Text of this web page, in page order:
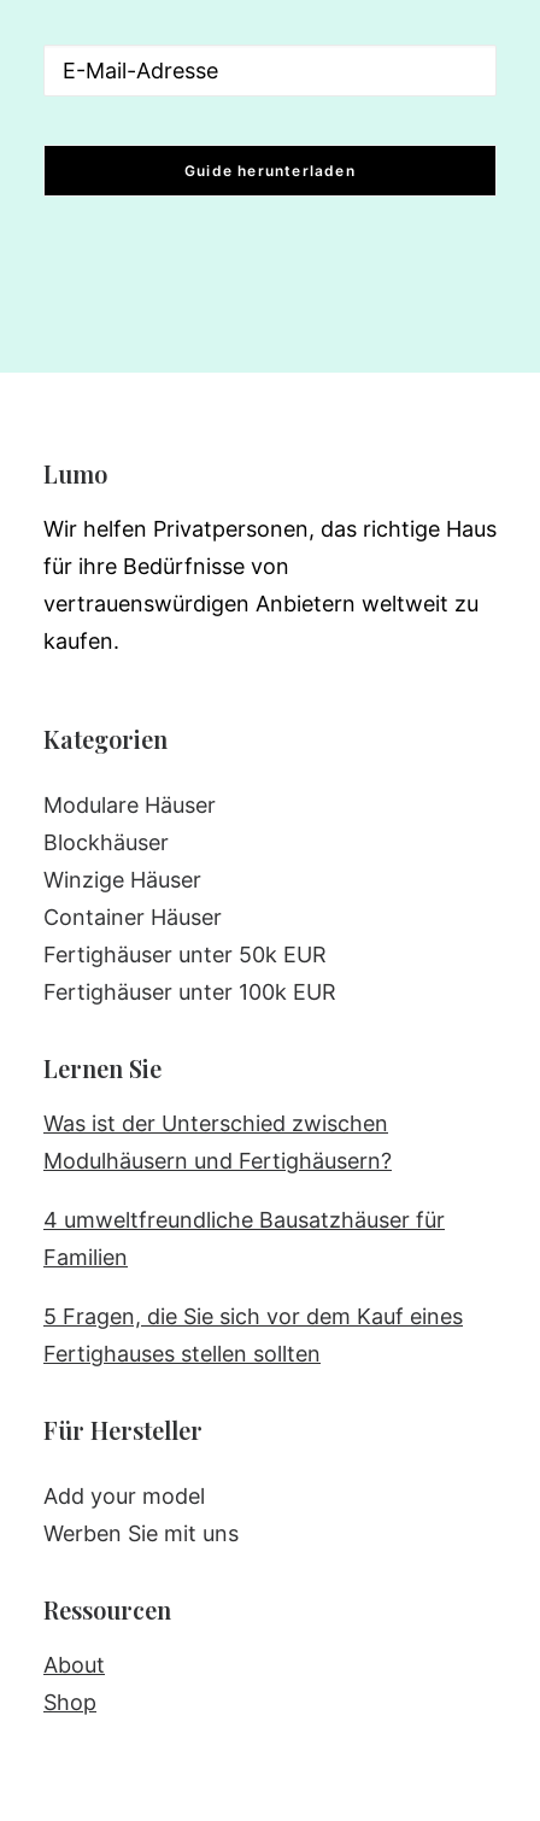
Email(erforderlich)
Lumo
Wir helfen Privatpersonen, das richtige Haus
für ihre Bedürfnisse von
vertrauenswürdigen Anbietern weltweit zu
kaufen.
Kategorien
Modulare Häuser
Blockhäuser
Winzige Häuser
Container Häuser
Fertighäuser unter 50k EUR
Fertighäuser unter 100k EUR
Lernen Sie
Was ist der Unterschied zwischen
Modulhäusern und Fertighäusern?
4 umweltfreundliche Bausatzhäuser für
Familien
5 Fragen, die Sie sich vor dem Kauf eines
Fertighauses stellen sollten
Für Hersteller
Add your model
Werben Sie mit uns
Ressourcen
About
Shop